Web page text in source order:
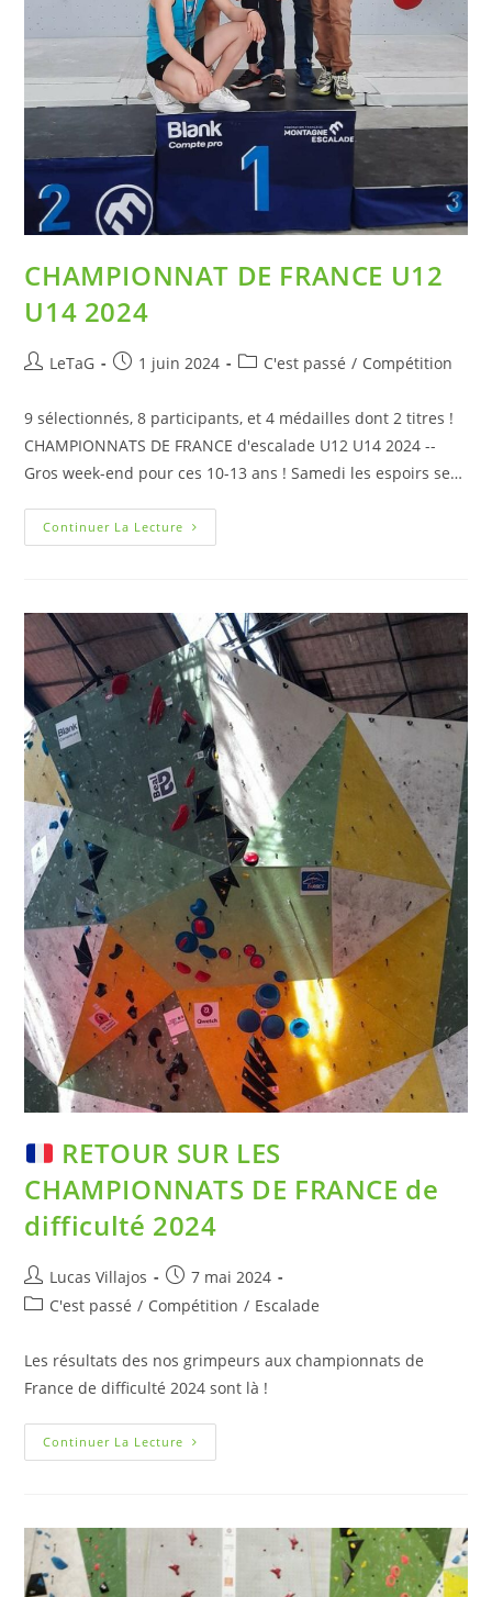
CHAMPIONNAT DE FRANCE U12
U14 2024
LeTaG 1 juin 2024 C'est passé / Compétition
9 sélectionnés, 8 participants, et 4 médailles dont 2 titres !
CHAMPIONNATS DE FRANCE d'escalade U12 U14 2024 --
Gros week-end pour ces 10-13 ans ! Samedi les espoirs se…
Continuer La Lecture
RETOUR SUR LES
CHAMPIONNATS DE FRANCE de
difficulté 2024
Lucas Villajos
7 mai 2024
C'est passé / Compétition / Escalade
Les résultats des nos grimpeurs aux championnats de
France de difficulté 2024 sont là !
Continuer La Lecture